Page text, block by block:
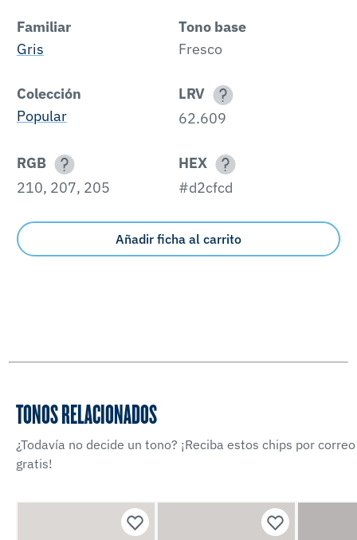
Familiar
Gris
Tono base
Fresco
Colección
Popular
LRV
62.609
RGB
210, 207, 205
HEX
#d2cfcd
Añadir ficha al carrito
TONOS RELACIONADOS
¿Todavía no decide un tono? ¡Reciba estos chips por correo
gratis!